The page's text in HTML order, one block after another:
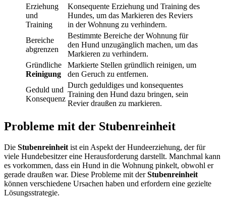
Erziehung
und
Training
Konsequente Erziehung und Training des
Hundes, um das Markieren des Reviers
in der Wohnung zu verhindern.
Bereiche
abgrenzen
Bestimmte Bereiche der Wohnung für
den Hund unzugänglich machen, um das
Markieren zu verhindern.
Gründliche
Reinigung
Markierte Stellen gründlich reinigen, um
den Geruch zu entfernen.
Geduld und
Konsequenz
Durch geduldiges und konsequentes
Training den Hund dazu bringen, sein
Revier draußen zu markieren.
Probleme mit der Stubenreinheit
Die Stubenreinheitist ein Aspekt der Hundeerziehung, der für
viele Hundebesitzer eine Herausforderung darstellt. Manchmal kann
es vorkommen, dass ein Hund in die Wohnung pinkelt, obwohl er
gerade draußen war. Diese Probleme mit derStubenreinheit
können verschiedene Ursachen haben und erfordern eine gezielte
Lösungsstrategie.